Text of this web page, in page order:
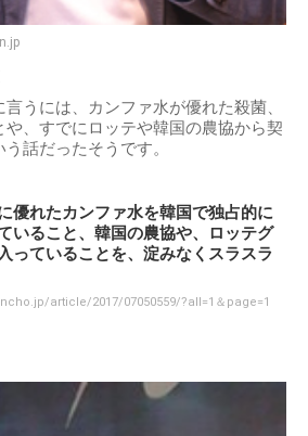
うには、カンファ水が優れた殺菌、
、すでにロッテや韓国の農協から契
話だったそうです。
優れたカンファ水を韓国で独占的に
いること、韓国の農協や、ロッテグ
っていることを、淀みなくスラスラ
article/2017/07050559/?all=1＆page=1